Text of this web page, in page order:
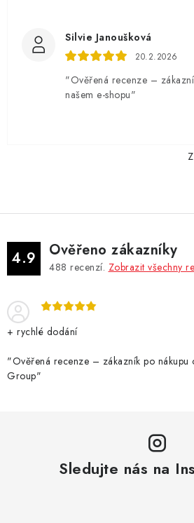
Silvie Janoušková
20.2.2026
"Ověřená recenze –
našem e-shopu"
4.9 Ověřeno zákazníky
488 recenzí. Zobrazit všechny
+ rychlé dodání
"Ověřená recenze – zákazník po nákupu
Group"
Sledujte nás na